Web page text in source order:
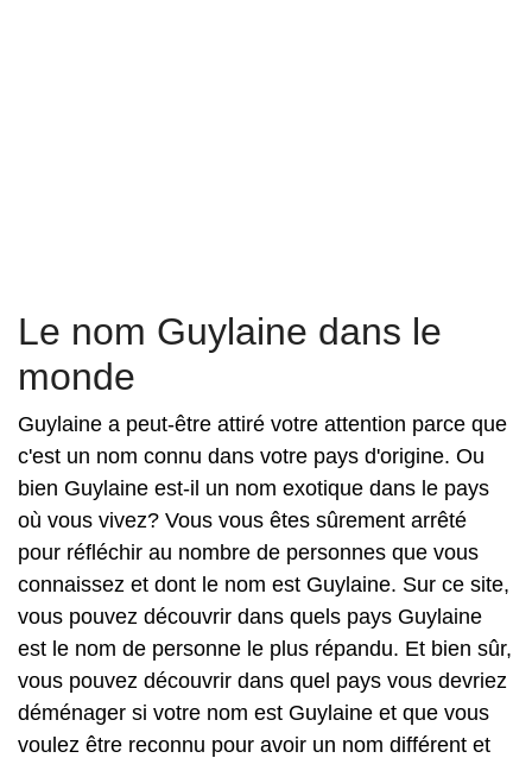
Le nom Guylaine dans le
monde
Guylaine a peut-être attiré votre attention parce que
c'est un nom connu dans votre pays d'origine. Ou
bien Guylaine est-il un nom exotique dans le pays
où vous vivez? Vous vous êtes sûrement arrêté
pour réfléchir au nombre de personnes que vous
connaissez et dont le nom est Guylaine. Sur ce site,
vous pouvez découvrir dans quels pays Guylaine
est le nom de personne le plus répandu. Et bien sûr,
vous pouvez découvrir dans quel pays vous devriez
déménager si votre nom est Guylaine et que vous
voulez être reconnu pour avoir un nom différent et